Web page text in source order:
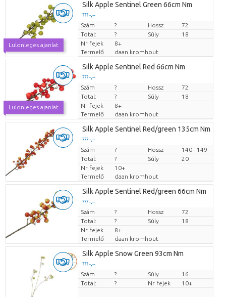
Lulonleges ajanlat
Silk Apple Sentinel Green 66cm Nm
??? -,--
Darabb ár
Szám ? Hossz
72
Total:
? Súly
18
Nr fejek
8+
Termelő
daan kromhout
Lulonleges ajanlat
Silk Apple Sentinel Red 66cm Nm
??? -,--
Darabb ár
Szám ? Hossz
72
Total:
? Súly
18
Nr fejek
8+
Termelő
daan kromhout
Silk Apple Sentinel Red/green 135cm Nm
??? -,--
Darabb ár
Szám ? Hossz
140 - 149
Total:
? Súly
20
Nr fejek
10+
Termelő
daan kromhout
Silk Apple Sentinel Red/green 66cm Nm
??? -,--
Darabb ár
Szám ? Hossz
72
Total:
? Súly
18
Nr fejek
8+
Termelő
daan kromhout
Silk Apple Snow Green 93cm Nm
??? -,--
Darabb ár
Szám ? Súly
16
Total:
? Nr fejek 10+